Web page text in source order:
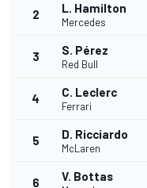
2 L. Hamilton
Mercedes
3 S. Pérez
Red Bull
4 C. Leclerc
Ferrari
5 D. Ricciardo
McLaren
6 V. Bottas